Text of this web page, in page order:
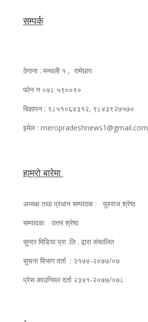
सम्पर्क
ठेगाना : मन्थली १ , रामेछाप
फोन न ०४८ ५९००९०
बिज्ञापन : ९८५१०६४३१२, ९८४३९२७५७०
इमेल : meropradeshnews1@gmail.com
हाम्रो बारेमा
अध्यक्ष तथा प्रधान सम्पादक : युवराज श्रेष्ठ
सम्पादक: उत्तर श्रेष्ठ
सुन्दर मिडिया प्रा .लि . द्वारा संचालित
सुचना विभाग दर्ता : २१७४-२०७७/०७
प्रेस काउन्सिल दर्ता २३४१-२०७७/०७८